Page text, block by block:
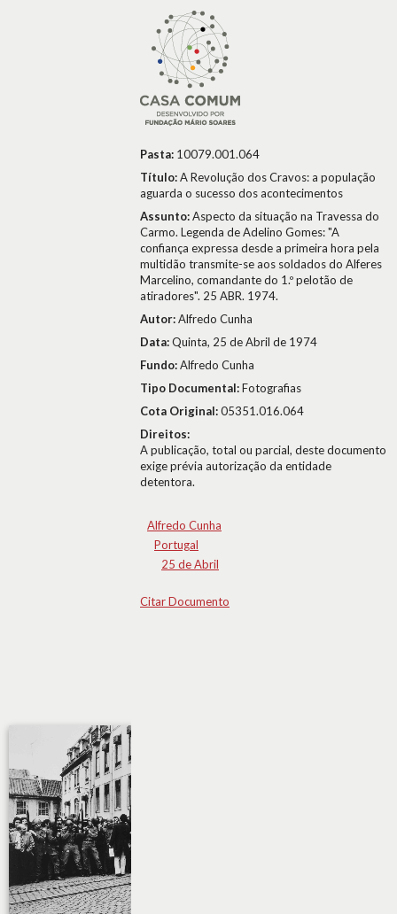
Pasta: 10079.001.064
Título:A Revolução dos Cravos: a população
aguarda o sucesso dos acontecimentos
Assunto:Aspecto da situação na Travessa do
Carmo. Legenda de Adelino Gomes: "A
confiança expressa desde a primeira hora pela
multidão transmite-se aos soldados do Alferes
Marcelino, comandante do 1.º pelotão de
atiradores". 25 ABR. 1974.
Autor:Alfredo Cunha
Data:Quinta, 25 de Abril de 1974
Fundo:Alfredo Cunha
Tipo Documental:Fotografias
Cota Original:05351.016.064
Direitos:
A publicação, total ou parcial, deste documento
exige prévia autorização da entidade
detentora.
Alfredo Cunha
Portugal
25 de Abril
Citar Documento